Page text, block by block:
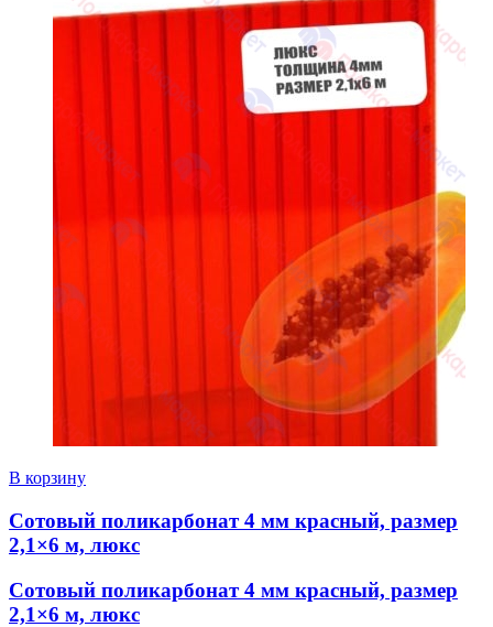
В корзину
Сотовый поликарбонат 4 мм красный, размер
2,1×6 м, люкс
Сотовый поликарбонат 4 мм красный, размер
2,1×6 м, люкс